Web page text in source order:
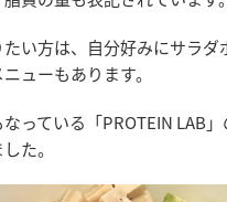
い方は、自分好みにサラダ
ューもあります。
っている「PROTEIN LAB
た。